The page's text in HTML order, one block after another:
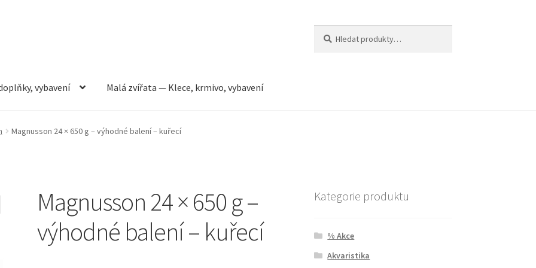
vybavení Malá zvířata — Klece, krmivo, vybavení
vybavení Můj účet Obchod Pokladna Vše pro kočky
Magnusson 24 × 650 g – výhodné balení – kuřecí
Magnusson 24 × 650 g –
výhodné balení – kuřecí
Kategorie produktu
% Akce
Akvaristika